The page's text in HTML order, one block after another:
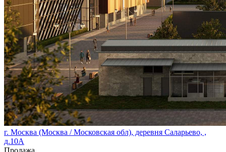
г. Москва (Москва / Московская обл), деревня Саларьево, ,
д.10А